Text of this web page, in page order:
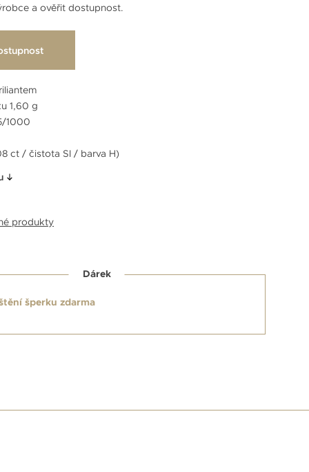
a ověřit dostupnost.
1,60 g
1000
ct / čistota SI / barva H)
produkty
Dárek
šperku zdarma